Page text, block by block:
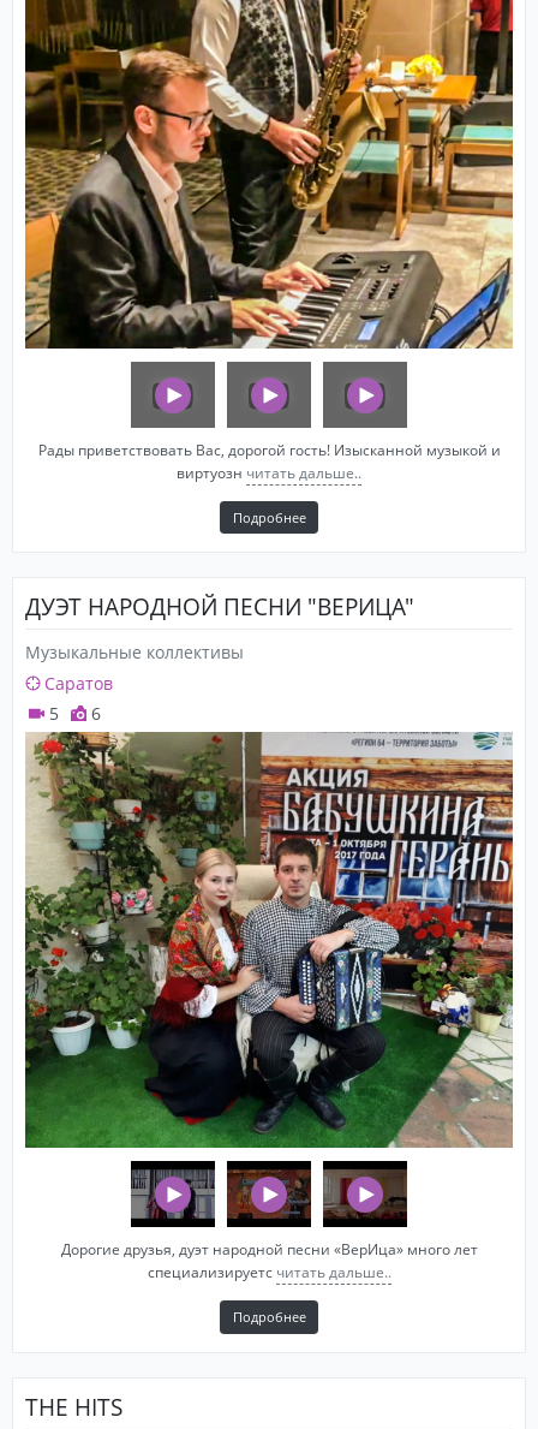
Рады приветствовать Вас, дорогой гость! Изысканной музыкой и
виртуозн читать дальше..
Подробнее
ДУЭТ НАРОДНОЙ ПЕСНИ "ВЕРИЦА"
Музыкальные коллективы
Саратов
5
6
Дорогие друзья, дуэт народной песни «ВерИца» много лет
специализируетс читать дальше..
Подробнее
THE HITS